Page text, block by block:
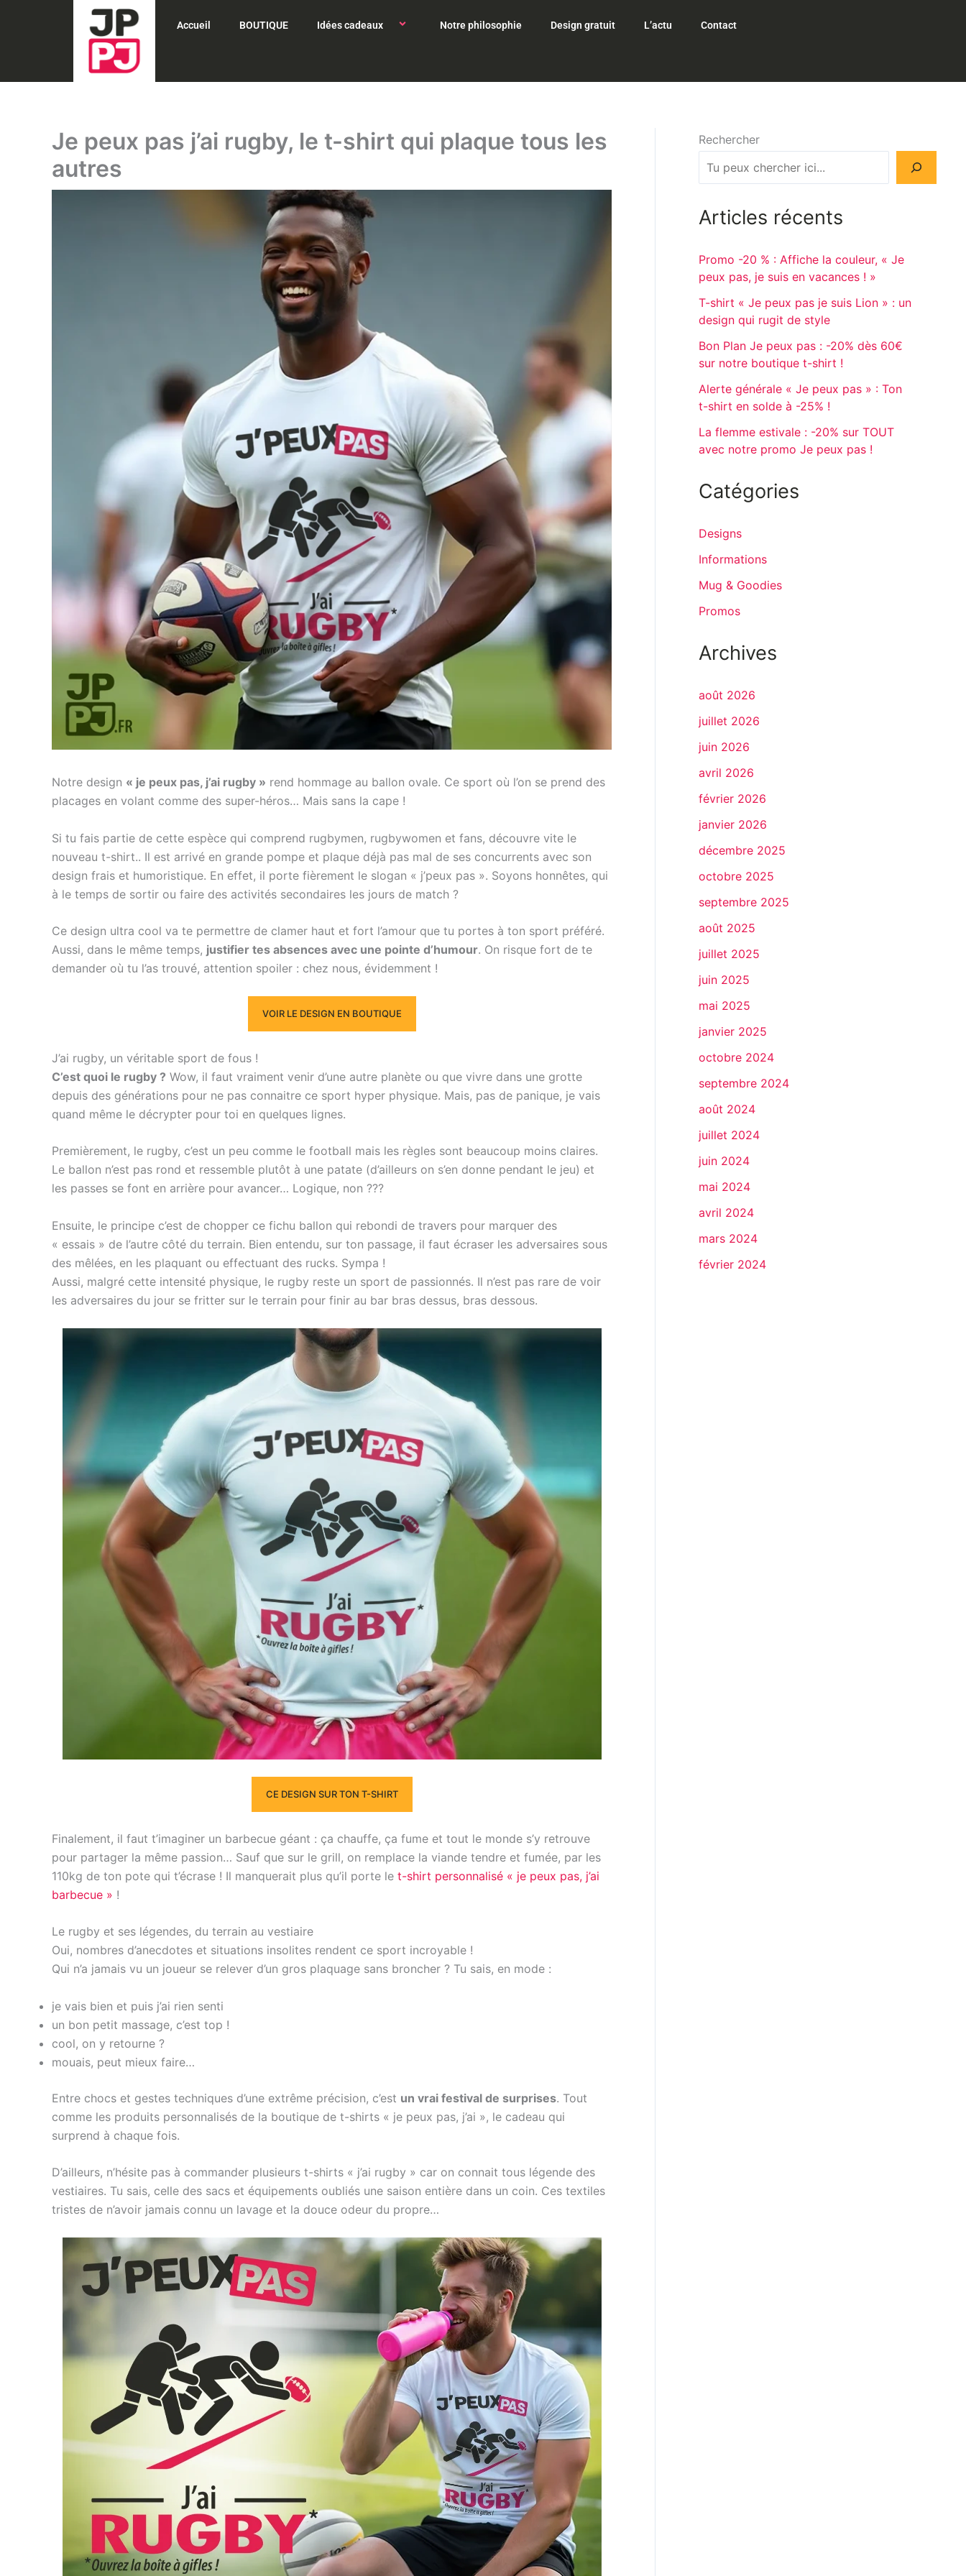
Accueil BOUTIQUE Idées cadeaux Notre philosophie Design gratuit L’actu Contact
Je peux pas j’ai rugby, le t-shirt qui plaque tous les
autres
Notre design « je peux pas, j’ai rugby » rend hommage au ballon ovale. Ce sport où l’on se prend des
placages en volant comme des super-héros… Mais sans la cape !
Si tu fais partie de cette espèce qui comprend rugbymen, rugbywomen et fans, découvre vite le
nouveau t-shirt.. Il est arrivé en grande pompe et plaque déjà pas mal de ses concurrents avec son
design frais et humoristique. En effet, il porte fièrement le slogan « j’peux pas ». Soyons honnêtes, qui
à le temps de sortir ou faire des activités secondaires les jours de match ?
Ce design ultra cool va te permettre de clamer haut et fort l’amour que tu portes à ton sport préféré.
Aussi, dans le même temps, justifier tes absences avec une pointe d’humour. On risque fort de te
demander où tu l’as trouvé, attention spoiler : chez nous, évidemment !
VOIR LE DESIGN EN BOUTIQUE
J’ai rugby, un véritable sport de fous !
C’est quoi le rugby ? Wow, il faut vraiment venir d’une autre planète ou que vivre dans une grotte
depuis des générations pour ne pas connaitre ce sport hyper physique. Mais, pas de panique, je vais
quand même le décrypter pour toi en quelques lignes.
Premièrement, le rugby, c’est un peu comme le football mais les règles sont beaucoup moins claires.
Le ballon n’est pas rond et ressemble plutôt à une patate (d’ailleurs on s’en donne pendant le jeu) et
les passes se font en arrière pour avancer… Logique, non ???
Ensuite, le principe c’est de chopper ce fichu ballon qui rebondi de travers pour marquer des
« essais » de l’autre côté du terrain. Bien entendu, sur ton passage, il faut écraser les adversaires sous
des mêlées, en les plaquant ou effectuant des rucks. Sympa !
Aussi, malgré cette intensité physique, le rugby reste un sport de passionnés. Il n’est pas rare de voir
les adversaires du jour se fritter sur le terrain pour finir au bar bras dessus, bras dessous.
CE DESIGN SUR TON T-SHIRT
Finalement, il faut t’imaginer un barbecue géant : ça chauffe, ça fume et tout le monde s’y retrouve
pour partager la même passion… Sauf que sur le grill, on remplace la viande tendre et fumée, par les
110kg de ton pote qui t’écrase ! Il manquerait plus qu’il porte le t-shirt personnalisé « je peux pas, j’ai
barbecue » !
Le rugby et ses légendes, du terrain au vestiaire
Oui, nombres d’anecdotes et situations insolites rendent ce sport incroyable !
Qui n’a jamais vu un joueur se relever d’un gros plaquage sans broncher ? Tu sais, en mode :
je vais bien et puis j’ai rien senti
un bon petit massage, c’est top !
cool, on y retourne ?
mouais, peut mieux faire…
Entre chocs et gestes techniques d’une extrême précision, c’est un vrai festival de surprises. Tout
comme les produits personnalisés de la boutique de t-shirts « je peux pas, j’ai », le cadeau qui
surprend à chaque fois.
D’ailleurs, n’hésite pas à commander plusieurs t-shirts « j’ai rugby » car on connait tous légende des
vestiaires. Tu sais, celle des sacs et équipements oubliés une saison entière dans un coin. Ces textiles
tristes de n’avoir jamais connu un lavage et la douce odeur du propre…
Rechercher
Articles récents
Promo -20 % : Affiche la couleur, « Je
peux pas, je suis en vacances ! »
T-shirt « Je peux pas je suis Lion » : un
design qui rugit de style
Bon Plan Je peux pas : -20% dès 60€
sur notre boutique t-shirt !
Alerte générale « Je peux pas » : Ton
t-shirt en solde à -25% !
La flemme estivale : -20% sur TOUT
avec notre promo Je peux pas !
Catégories
Designs
Informations
Mug & Goodies
Promos
Archives
août 2026
juillet 2026
juin 2026
avril 2026
février 2026
janvier 2026
décembre 2025
octobre 2025
septembre 2025
août 2025
juillet 2025
juin 2025
mai 2025
janvier 2025
octobre 2024
septembre 2024
août 2024
juillet 2024
juin 2024
mai 2024
avril 2024
mars 2024
février 2024